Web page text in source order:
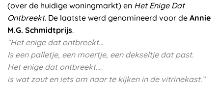
(over de huidige woningmarkt) en Het Enige Dat
Ontbreekt. De laatste werd genomineerd voor de Annie
M.G. Schmidtprijs.
“Het enige dat ontbreekt…
Is een palletje, een moertje, een dekseltje dat past.
Het enige dat ontbreekt….
is wat zout en iets om naar te kijken in de vitrinekast.”